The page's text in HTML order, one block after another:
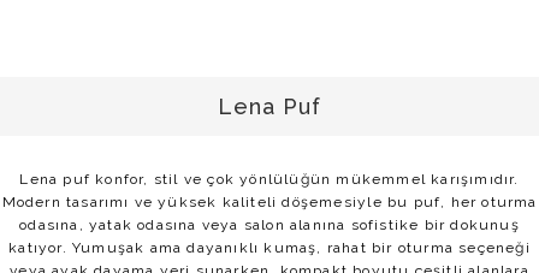
Lena Puf
Lena puf konfor, stil ve çok yönlülüğün mükemmel karışımıdır.
Modern tasarımı ve yüksek kaliteli döşemesiyle bu puf, her oturma
odasına, yatak odasına veya salon alanına sofistike bir dokunuş
katıyor. Yumuşak ama dayanıklı kumaş, rahat bir oturma seçeneği